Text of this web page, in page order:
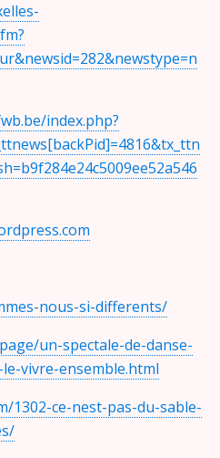
index.php?
nous-si-differents/
un-spectale-de-danse-
vivre-ensemble.html
1302-ce-nest-pas-du-sable-